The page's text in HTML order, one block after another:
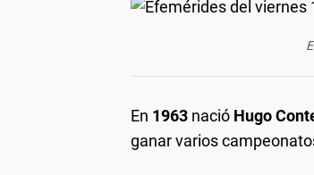
En 1963 nació Hugo
ganar varios